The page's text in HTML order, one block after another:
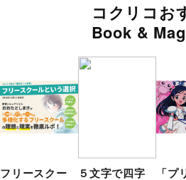
コクリコお
Book &
フリースクー
５文字で四字
「プ